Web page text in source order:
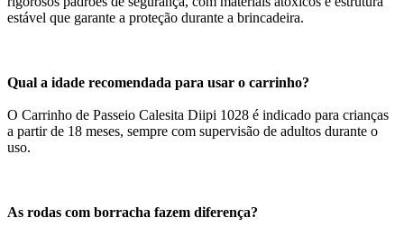
estável que garante a proteção durante a brincadeira.
Qual a idade recomendada para usar o carrinho?
O Carrinho de Passeio Calesita Diipi 1028 é indicado para crianças
a partir de 18 meses, sempre com supervisão de adultos durante o
uso.
As rodas com borracha fazem diferença?